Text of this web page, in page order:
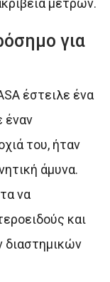
για
έστειλε ένα
έναν
του, ήταν
άμυνα.
να
και
διαστημικών